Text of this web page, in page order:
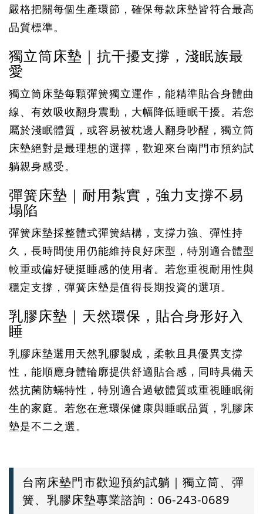
嚴格把關每個生產環節，確保每款床墊皆符合最高
品質標準。
獨立筒床墊｜抗干擾支撐，淺眠族最
愛
獨立筒床墊每顆彈簧獨立運作，能精準貼合身體曲
線、有效吸收翻身震動，大幅降低睡眠干擾。若您
屬於淺眠體質，或容易被枕邊人翻身吵醒，獨立筒
床墊絕對是最理想的選擇，歡迎來台南門市預約試
躺親身感受。
彈簧床墊｜耐用紮實，強力支撐不易
塌陷
彈簧床墊採整體式彈簧結構，支撐力強、彈性持
久，長時間使用仍能維持良好床型，特別適合體型
較重或偏好硬挺睡感的使用者。若您重視耐用性與
穩定支撐，彈簧床墊是值得長期投資的選項。
乳膠床墊｜天然環保，貼合身形好入
睡
乳膠床墊選用天然乳膠製成，柔軟且具優異支撐
性，能順應身體輪廓提供舒適貼合感，同時具備天
然抗菌防蟎特性，特別適合過敏體質或重視睡眠衛
生的家庭。若您在意環保健康與睡眠品質，乳膠床
墊是不二之選。
台南床墊門市歡迎預約試躺｜獨立筒、彈
簧、乳膠床墊專業諮詢：06-243-0689